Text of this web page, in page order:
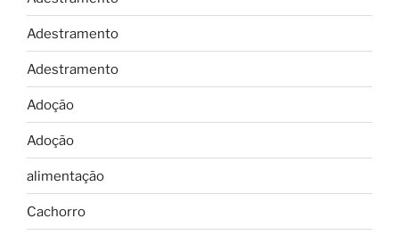
Adestramento
Adestramento
Adoção
Adoção
alimentação
Cachorro